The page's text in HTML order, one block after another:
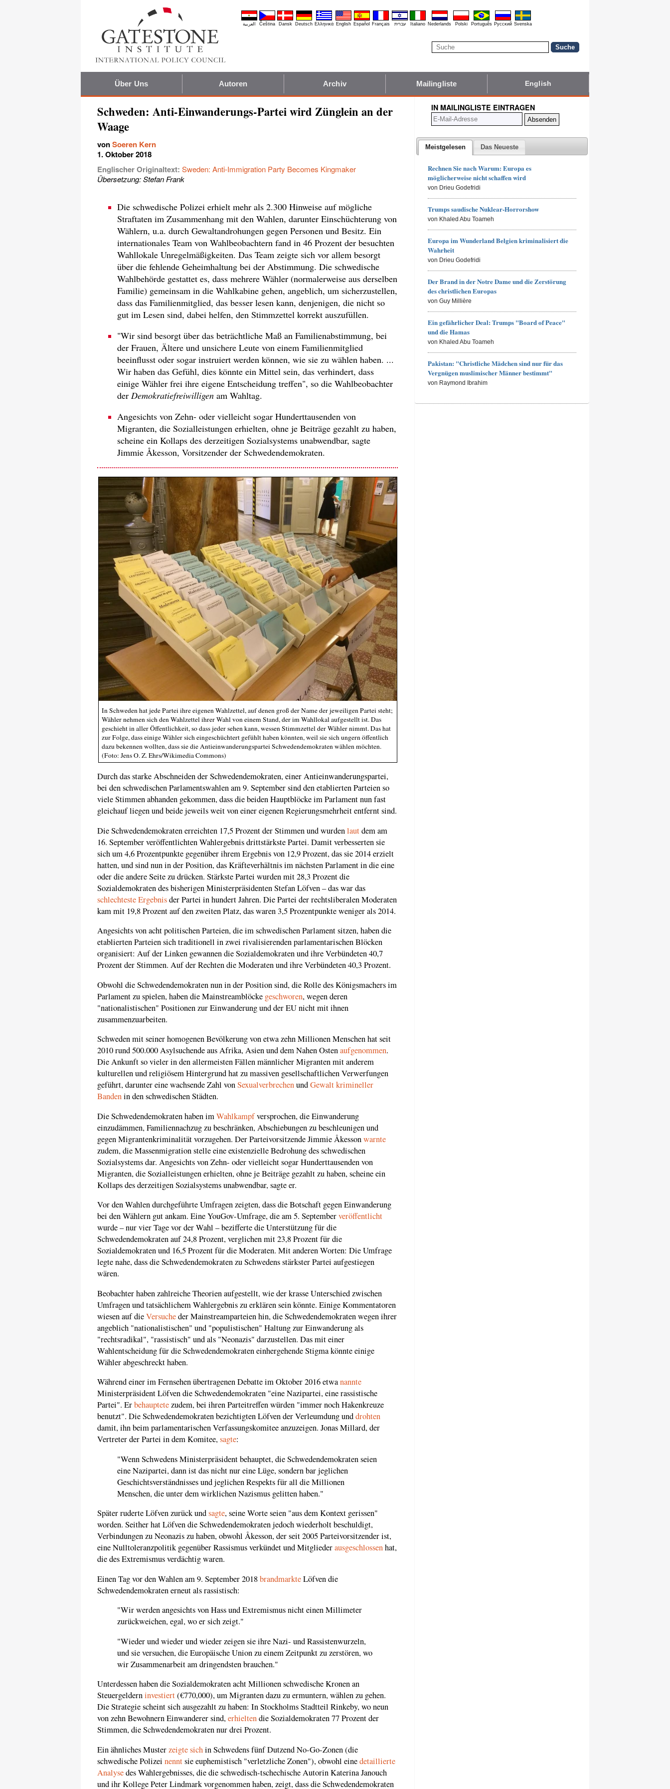
العربية Čeština Dansk Deutsch Ελληνικά English Español Français עברית Italiano Nederlands Polski Português Pyccĸий Svenska
Über Uns Autoren Archiv Mailingliste English
Schweden: Anti-Einwanderungs-Partei wird Zünglein an der
Waage
vonSoeren Kern
1. Oktober 2018
Englischer Originaltext: Sweden: Anti-Immigration Party Becomes Kingmaker
Übersetzung: Stefan Frank
Die schwedische Polizei erhielt mehr als 2.300 Hinweise auf mögliche
Straftaten im Zusammenhang mit den Wahlen, darunter Einschüchterung von
Wählern, u.a. durch Gewaltandrohungen gegen Personen und Besitz. Ein
internationales Team von Wahlbeobachtern fand in 46 Prozent der besuchten
Wahllokale Unregelmäßigkeiten. Das Team zeigte sich vor allem besorgt
über die fehlende Geheimhaltung bei der Abstimmung. Die schwedische
Wahlbehörde gestattet es, dass mehrere Wähler (normalerweise aus derselben
Familie) gemeinsam in die Wahlkabine gehen, angeblich, um sicherzustellen,
dass das Familienmitglied, das besser lesen kann, denjenigen, die nicht so
gut im Lesen sind, dabei helfen, den Stimmzettel korrekt auszufüllen.
"Wir sind besorgt über das beträchtliche Maß an Familienabstimmung, bei
der Frauen, Ältere und unsichere Leute von einem Familienmitglied
beeinflusst oder sogar instruiert werden können, wie sie zu wählen haben. ...
Wir haben das Gefühl, dies könnte ein Mittel sein, das verhindert, dass
einige Wähler frei ihre eigene Entscheidung treffen", so die Wahlbeobachter
der Demokratiefreiwilligen am Wahltag.
Angesichts von Zehn- oder vielleicht sogar Hunderttausenden von
Migranten, die Sozialleistungen erhielten, ohne je Beiträge gezahlt zu haben,
scheine ein Kollaps des derzeitigen Sozialsystems unabwendbar, sagte
Jimmie Åkesson, Vorsitzender der Schwedendemokraten.
In Schweden hat jede Partei ihre eigenen Wahlzettel, auf denen groß der Name der jeweiligen Partei steht;
Wähler nehmen sich den Wahlzettel ihrer Wahl von einem Stand, der im Wahllokal aufgestellt ist. Das
geschieht in aller Öffentlichkeit, so dass jeder sehen kann, wessen Stimmzettel der Wähler nimmt. Das hat
zur Folge, dass einige Wähler sich eingeschüchtert gefühlt haben könnten, weil sie sich ungern öffentlich
dazu bekennen wollten, dass sie die Antieinwanderungspartei Schwedendemokraten wählen möchten.
(Foto: Jens O. Z. Ehrs/Wikimedia Commons)
Durch das starke Abschneiden der Schwedendemokraten, einer Antieinwanderungspartei,
bei den schwedischen Parlamentswahlen am 9. September sind den etablierten Parteien so
viele Stimmen abhanden gekommen, dass die beiden Hauptblöcke im Parlament nun fast
gleichauf liegen und beide jeweils weit von einer eigenen Regierungsmehrheit entfernt sind.
Die Schwedendemokraten erreichten 17,5 Prozent der Stimmen und wurdenlautdem am
16. September veröffentlichten Wahlergebnis drittstärkste Partei. Damit verbesserten sie
sich um 4,6 Prozentpunkte gegenüber ihrem Ergebnis von 12,9 Prozent, das sie 2014 erzielt
hatten, und sind nun in der Position, das Kräfteverhältnis im nächsten Parlament in die eine
oder die andere Seite zu drücken. Stärkste Partei wurden mit 28,3 Prozent die
Sozialdemokraten des bisherigen Ministerpräsidenten Stefan Löfven – das war das
schlechteste Ergebnisder Partei in hundert Jahren. Die Partei der rechtsliberalen Moderaten
kam mit 19,8 Prozent auf den zweiten Platz, das waren 3,5 Prozentpunkte weniger als 2014.
Angesichts von acht politischen Parteien, die im schwedischen Parlament sitzen, haben die
etablierten Parteien sich traditionell in zwei rivalisierenden parlamentarischen Blöcken
organisiert: Auf der Linken gewannen die Sozialdemokraten und ihre Verbündeten 40,7
Prozent der Stimmen. Auf der Rechten die Moderaten und ihre Verbündeten 40,3 Prozent.
Obwohl die Schwedendemokraten nun in der Position sind, die Rolle des Königsmachers im
Parlament zu spielen, haben die Mainstreamblöcke geschworen, wegen deren
"nationalistischen" Positionen zur Einwanderung und der EU nicht mit ihnen
zusammenzuarbeiten.
Schweden mit seiner homogenen Bevölkerung von etwa zehn Millionen Menschen hat seit
2010 rund 500.000 Asylsuchende aus Afrika, Asien und dem Nahen Ostenaufgenommen.
Die Ankunft so vieler in den allermeisten Fällen männlicher Migranten mit anderem
kulturellen und religiösem Hintergrund hat zu massiven gesellschaftlichen Verwerfungen
geführt, darunter eine wachsende Zahl vonSexualverbrechenundGewalt krimineller
Bandenin den schwedischen Städten.
Die Schwedendemokraten haben imWahlkampfversprochen, die Einwanderung
einzudämmen, Familiennachzug zu beschränken, Abschiebungen zu beschleunigen und
gegen Migrantenkriminalität vorzugehen. Der Parteivorsitzende Jimmie Åkessonwarnte
zudem, die Massenmigration stelle eine existenzielle Bedrohung des schwedischen
Sozialsystems dar. Angesichts von Zehn- oder vielleicht sogar Hunderttausenden von
Migranten, die Sozialleistungen erhielten, ohne je Beiträge gezahlt zu haben, scheine ein
Kollaps des derzeitigen Sozialsystems unabwendbar, sagte er.
Vor den Wahlen durchgeführte Umfragen zeigten, dass die Botschaft gegen Einwanderung
bei den Wählern gut ankam. Eine YouGov-Umfrage, die am 5. Septemberveröffentlicht
wurde – nur vier Tage vor der Wahl – bezifferte die Unterstützung für die
Schwedendemokraten auf 24,8 Prozent, verglichen mit 23,8 Prozent für die
Sozialdemokraten und 16,5 Prozent für die Moderaten. Mit anderen Worten: Die Umfrage
legte nahe, dass die Schwedendemokraten zu Schwedens stärkster Partei aufgestiegen
wären.
Beobachter haben zahlreiche Theorien aufgestellt, wie der krasse Unterschied zwischen
Umfragen und tatsächlichem Wahlergebnis zu erklären sein könnte. Einige Kommentatoren
wiesen auf dieVersucheder Mainstreamparteien hin, die Schwedendemokraten wegen ihrer
angeblich "nationalistischen" und "populistischen" Haltung zur Einwanderung als
"rechtsradikal", "rassistisch" und als "Neonazis" darzustellen. Das mit einer
Wahlentscheidung für die Schwedendemokraten einhergehende Stigma könnte einige
Wähler abgeschreckt haben.
Während einer im Fernsehen übertragenen Debatte im Oktober 2016 etwanannte
Ministerpräsident Löfven die Schwedendemokraten "eine Nazipartei, eine rassistische
Partei". Erbehauptetezudem, bei ihren Parteitreffen würden "immer noch Hakenkreuze
benutzt". Die Schwedendemokraten bezichtigten Löfven der Verleumdung unddrohten
damit, ihn beim parlamentarischen Verfassungskomitee anzuzeigen. Jonas Millard, der
Vertreter der Partei in dem Komitee,sagte:
"Wenn Schwedens Ministerpräsident behauptet, die Schwedendemokraten seien
eine Nazipartei, dann ist das nicht nur eine Lüge, sondern bar jeglichen
Geschichtsverständnisses und jeglichen Respekts für all die Millionen
Menschen, die unter dem wirklichen Nazismus gelitten haben."
Später ruderte Löfven zurück undsagte, seine Worte seien "aus dem Kontext gerissen"
worden. Seither hat Löfven die Schwedendemokraten jedoch wiederholt beschuldigt,
Verbindungen zu Neonazis zu haben, obwohl Åkesson, der seit 2005 Parteivorsitzender ist,
eine Nulltoleranzpolitik gegenüber Rassismus verkündet und Mitgliederausgeschlossenhat,
die des Extremismus verdächtig waren.
Einen Tag vor den Wahlen am 9. September 2018brandmarkteLöfven die
Schwedendemokraten erneut als rassistisch:
"Wir werden angesichts von Hass und Extremismus nicht einen Millimeter
zurückweichen, egal, wo er sich zeigt."
"Wieder und wieder und wieder zeigen sie ihre Nazi- und Rassistenwurzeln,
und sie versuchen, die Europäische Union zu einem Zeitpunkt zu zerstören, wo
wir Zusammenarbeit am dringendsten brauchen."
Unterdessen haben die Sozialdemokraten acht Millionen schwedische Kronen an
Steuergelderninvestiert(€770,000), um Migranten dazu zu ermuntern, wählen zu gehen.
Die Strategie scheint sich ausgezahlt zu haben: In Stockholms Stadtteil Rinkeby, wo neun
von zehn Bewohnern Einwanderer sind,erhieltendie Sozialdemokraten 77 Prozent der
Stimmen, die Schwedendemokraten nur drei Prozent.
Ein ähnliches Musterzeigte sichin Schwedens fünf Dutzend No-Go-Zonen (die
schwedische Polizei nenntsie euphemistisch "verletzliche Zonen"), obwohl einedetaillierte
Analysedes Wahlergebnisses, die die schwedisch-tschechische Autorin Katerina Janouch
und ihr Kollege Peter Lindmark vorgenommen haben, zeigt, dass die Schwedendemokraten
IN MAILINGLISTE EINTRAGEN
Meistgelesen Das Neueste
Rechnen Sie nach Warum: Europa es
möglicherweise nicht schaffen wird
von Drieu Godefridi
Trumps saudische Nuklear-Horrorshow
von Khaled Abu Toameh
Europa im Wunderland Belgien kriminalisiert die
Wahrheit
von Drieu Godefridi
Der Brand in der Notre Dame und die Zerstörung
des christlichen Europas
von Guy Millière
Ein gefährlicher Deal: Trumps "Board of Peace"
und die Hamas
von Khaled Abu Toameh
Pakistan: "Christliche Mädchen sind nur für das
Vergnügen muslimischer Männer bestimmt"
von Raymond Ibrahim